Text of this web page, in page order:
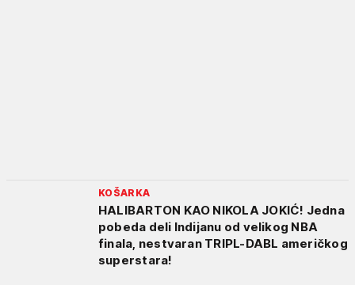
KOŠARKA
HALIBARTON KAO NIKOLA JOKIĆ! Jedna
pobeda deli Indijanu od velikog NBA
finala, nestvaran TRIPL-DABL američkog
superstara!